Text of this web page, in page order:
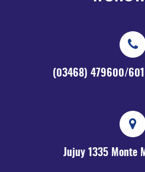
(03468) 479600/601
Jujuy 1335 Monte